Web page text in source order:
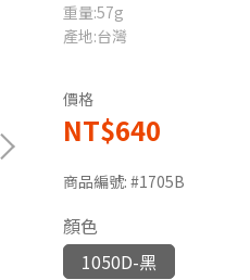
重量:57g
產地:台灣
價格
NT$640
商品編號: #1705B
顏色
1050D-黑